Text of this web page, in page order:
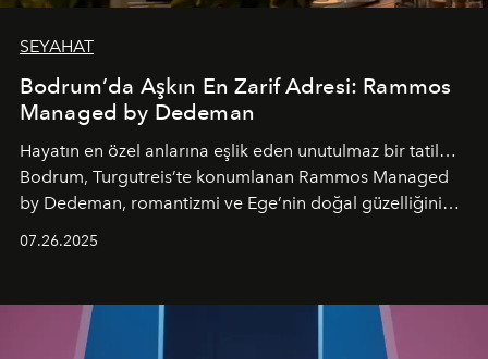
SEYAHAT
Bodrum’da Aşkın En Zarif Adresi: Rammos
Managed by Dedeman
Hayatın en özel anlarına eşlik eden unutulmaz bir tatil…
Bodrum, Turgutreis’te konumlanan Rammos Managed
by Dedeman, romantizmi ve Ege’nin doğal güzelliğini
07.26.2025